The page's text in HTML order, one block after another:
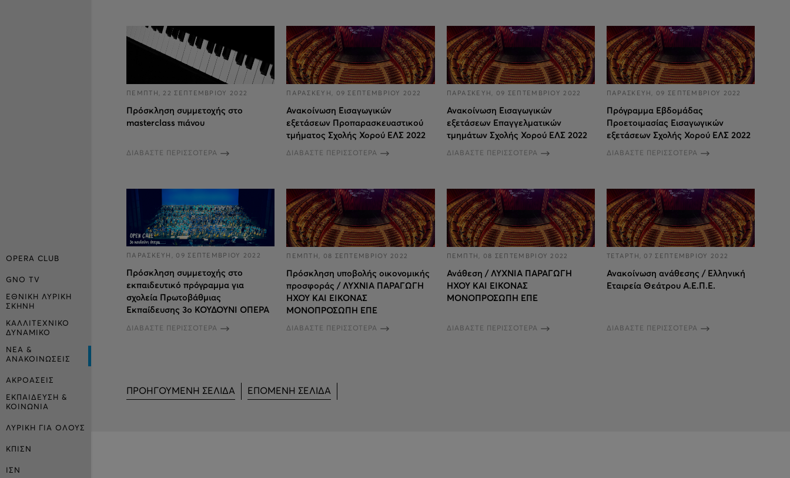
OPERA CLUB
GNO TV
ΕΘΝΙΚΗ ΛΥΡΙΚΗ
ΣΚΗΝΗ
ΚΑΛΛΙΤΕΧΝΙΚΟ
ΔΥΝΑΜΙΚΟ
ΝΕΑ &
ΑΝΑΚΟΙΝΩΣΕΙΣ
ΑΚΡΟΑΣΕΙΣ
ΕΚΠΑΙΔΕΥΣΗ &
ΚΟΙΝΩΝΙΑ
ΛΥΡΙΚΗ ΓΙΑ ΟΛΟΥΣ
ΚΠΙΣΝ
ΙΣΝ
ΠΕΜΠΤΗ, 22 ΣΕΠΤΕΜΒΡΙΟΥ 2022
Πρόσκληση συμμετοχής στο
masterclass πιάνου
ΔΙΑΒΑΣΤΕ ΠΕΡΙΣΣΟΤΕΡΑ
ΠΑΡΑΣΚΕΥΗ, 09 ΣΕΠΤΕΜΒΡΙΟΥ 2022
Ανακοίνωση Εισαγωγικών
εξετάσεων Προπαρασκευαστικού
τμήματος Σχολής Χορού ΕΛΣ 2022
ΔΙΑΒΑΣΤΕ ΠΕΡΙΣΣΟΤΕΡΑ
ΠΑΡΑΣΚΕΥΗ, 09 ΣΕΠΤΕΜΒΡΙΟΥ 2022
Ανακοίνωση Εισαγωγικών
εξετάσεων Επαγγελματικών
τμημάτων Σχολής Χορού ΕΛΣ 2022
ΔΙΑΒΑΣΤΕ ΠΕΡΙΣΣΟΤΕΡΑ
ΠΑΡΑΣΚΕΥΗ, 09 ΣΕΠΤΕΜΒΡΙΟΥ 2022
Πρόγραμμα Εβδομάδας
Προετοιμασίας Εισαγωγικών
εξετάσεων Σχολής Χορού ΕΛΣ 2022
ΔΙΑΒΑΣΤΕ ΠΕΡΙΣΣΟΤΕΡΑ
ΠΑΡΑΣΚΕΥΗ, 09 ΣΕΠΤΕΜΒΡΙΟΥ 2022
Πρόσκληση συμμετοχής στο
εκπαιδευτικό πρόγραμμα για
σχολεία Πρωτοβάθμιας
Εκπαίδευσης 3ο ΚΟΥΔΟΥΝΙ ΟΠΕΡΑ
ΔΙΑΒΑΣΤΕ ΠΕΡΙΣΣΟΤΕΡΑ
ΠΕΜΠΤΗ, 08 ΣΕΠΤΕΜΒΡΙΟΥ 2022
Πρόσκληση υποβολής οικονομικής
προσφοράς / ΛΥΧΝΙΑ ΠΑΡΑΓΩΓΗ
ΗΧΟΥ ΚΑΙ ΕΙΚΟΝΑΣ
ΜΟΝΟΠΡΟΣΩΠΗ ΕΠΕ
ΔΙΑΒΑΣΤΕ ΠΕΡΙΣΣΟΤΕΡΑ
ΠΕΜΠΤΗ, 08 ΣΕΠΤΕΜΒΡΙΟΥ 2022
Ανάθεση / ΛΥΧΝΙΑ ΠΑΡΑΓΩΓΗ
ΗΧΟΥ ΚΑΙ ΕΙΚΟΝΑΣ
ΜΟΝΟΠΡΟΣΩΠΗ ΕΠΕ
ΔΙΑΒΑΣΤΕ ΠΕΡΙΣΣΟΤΕΡΑ
ΤΕΤΑΡΤΗ, 07 ΣΕΠΤΕΜΒΡΙΟΥ 2022
Ανακοίνωση ανάθεσης / Ελληνική
Εταιρεία Θεάτρου Α.Ε.Π.Ε.
ΔΙΑΒΑΣΤΕ ΠΕΡΙΣΣΟΤΕΡΑ
ΠΡΟΗΓΟΥΜΕΝΗ ΣΕΛΙΔΑ ΕΠΟΜΕΝΗ ΣΕΛΙΔΑ